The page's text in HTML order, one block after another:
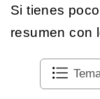
Si tienes
resumen con